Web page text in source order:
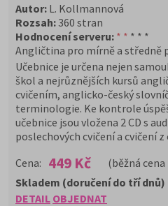
Autor: L. Kollmannová
Rozsah: 360 stran
Hodnocení serveru: * * * * *
Angličtina pro mírně a středně
Učebnice je určena nejen
škol a nejrůznějších kursů
cvičením, anglicko-český
terminologie. Ke kontrole
učebnice jsou vložena 2 CD s
poslechových cvičení a cvičení
Cena: 449 Kč (běžná cena
DETAIL OBJEDNAT
Skladem (doručení do tří dnů)